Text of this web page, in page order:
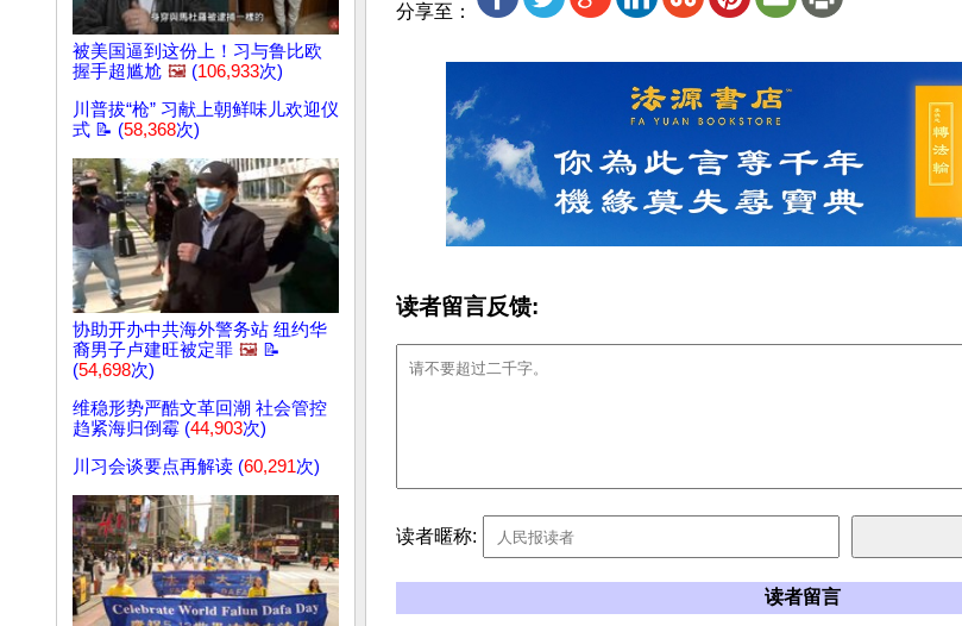
被美国逼到这份上！习与鲁比欧
握手超尴尬 🖼️ (106,933次)
川普拔“枪” 习献上朝鲜味儿欢迎仪
式 📝 (58,368次)
协助开办中共海外警务站 纽约华
裔男子卢建旺被定罪 🖼️ 📝
(54,698次)
维稳形势严酷文革回潮 社会管控
趋紧海归倒霉 (44,903次)
川习会谈要点再解读 (60,291次)
分享至：
读者留言反馈:
读者暱称:
读者留言